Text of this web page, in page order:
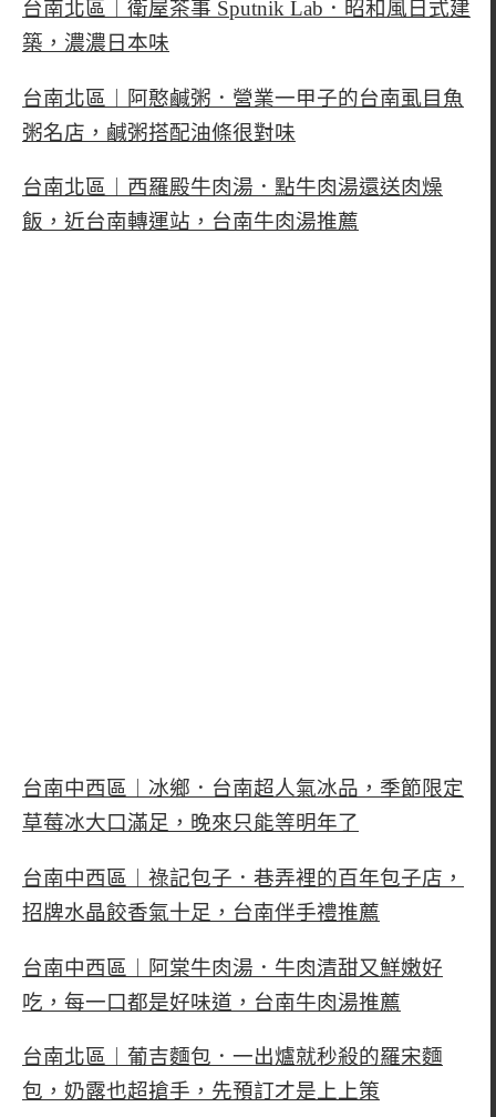
台南北區︱衛屋茶事 Sputnik Lab．昭和風日式建
築，濃濃日本味
台南北區︱阿憨鹹粥．營業一甲子的台南虱目魚
粥名店，鹹粥搭配油條很對味
台南北區︱西羅殿牛肉湯．點牛肉湯還送肉燥
飯，近台南轉運站，台南牛肉湯推薦
台南中西區︱冰鄉．台南超人氣冰品，季節限定
草莓冰大口滿足，晚來只能等明年了
台南中西區︱祿記包子．巷弄裡的百年包子店，
招牌水晶餃香氣十足，台南伴手禮推薦
台南中西區︱阿棠牛肉湯．牛肉清甜又鮮嫩好
吃，每一口都是好味道，台南牛肉湯推薦
台南北區︱葡吉麵包．一出爐就秒殺的羅宋麵
包，奶露也超搶手，先預訂才是上上策